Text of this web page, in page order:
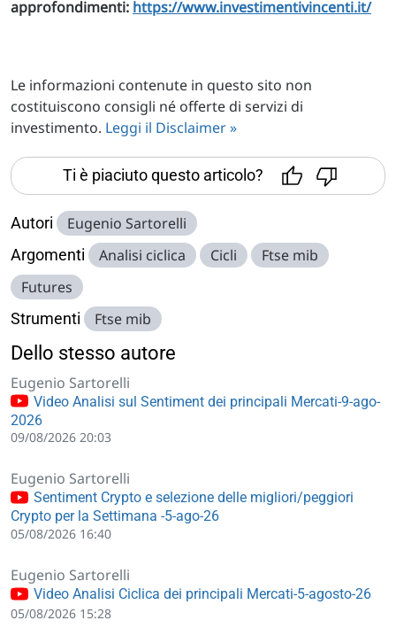
approfondimenti: https://www.investimentivincenti.it/
Le informazioni contenute in questo sito non
costituiscono consigli né offerte di servizi di
investimento. Leggi il Disclaimer »
Ti è piaciuto questo articolo?
Autori Eugenio Sartorelli
Argomenti Analisi ciclica Cicli
Ftse mib
Futures
Strumenti Ftse mib
Dello stesso autore
Eugenio Sartorelli
Video Analisi sul Sentiment dei principali Mercati-9-ago-
2026
09/08/2026 20:03
Eugenio Sartorelli
Sentiment Crypto e selezione delle migliori/peggiori
Crypto per la Settimana -5-ago-26
05/08/2026 16:40
Eugenio Sartorelli
Video Analisi Ciclica dei principali Mercati-5-agosto-26
05/08/2026 15:28